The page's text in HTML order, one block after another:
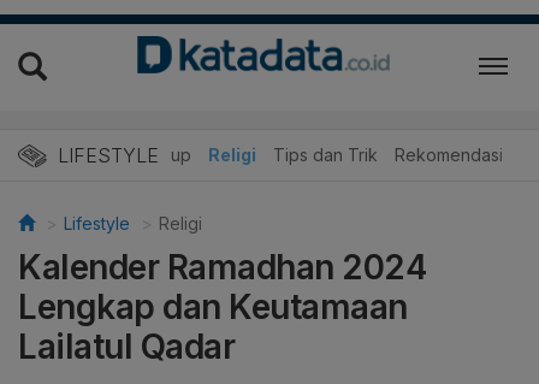
LIFESTYLE
Edukasi Gaya Hidup Religi Tips dan Trik Rekomendasi
Lifestyle Religi
Kalender Ramadhan 2024
Lengkap dan Keutamaan
Lailatul Qadar